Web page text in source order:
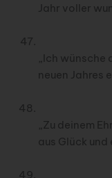
Jahr voller
„Ich wünsche
neuen Jahres
„Zu deinem
aus Glück und